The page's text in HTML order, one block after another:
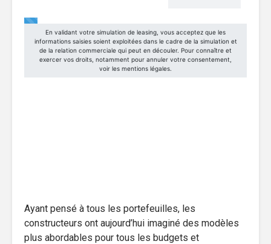
Ayant pensé à tous les portefeuilles, les
constructeurs ont aujourd’hui imaginé des modèles
plus abordables pour tous les budgets et